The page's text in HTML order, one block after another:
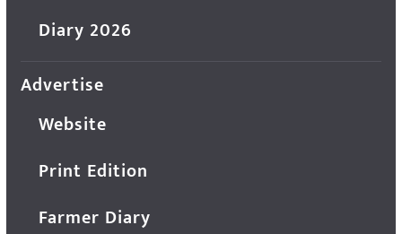
Diary 2026
Advertise
Website
Print Edition
Farmer Diary